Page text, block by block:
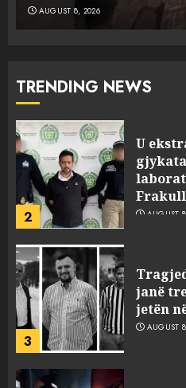
AUGUST 8, 2026
TRENDING NEWS
1 AUGUST
2
U
Frakull
AUGUST
3
janë
jetën
AUGUST